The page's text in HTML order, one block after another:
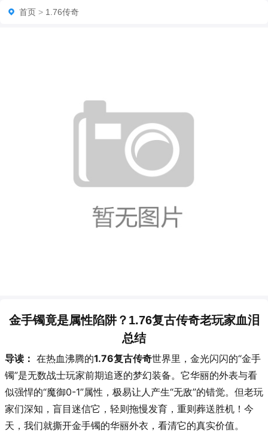
首页 > 1.76传奇
金手镯竟是属性陷阱？1.76复古传奇老玩家血泪
总结
导读： 在热血沸腾的1.76复古传奇世界里，金光闪闪的“金手
镯”是无数战士玩家前期追逐的梦幻装备。它华丽的外表与看
似强悍的“魔御0-1”属性，极易让人产生“无敌”的错觉。但老玩
家们深知，盲目迷信它，轻则拖慢发育，重则葬送胜机！今
天，我们就撕开金手镯的华丽外衣，看清它的真实价值。